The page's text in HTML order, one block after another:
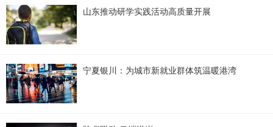
山东推动研学实践活动高质量开展
宁夏银川：为城市新就业群体筑温暖港湾